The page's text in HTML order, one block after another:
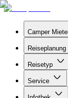
Camper
Reiseplanung
Reisetyp
Service